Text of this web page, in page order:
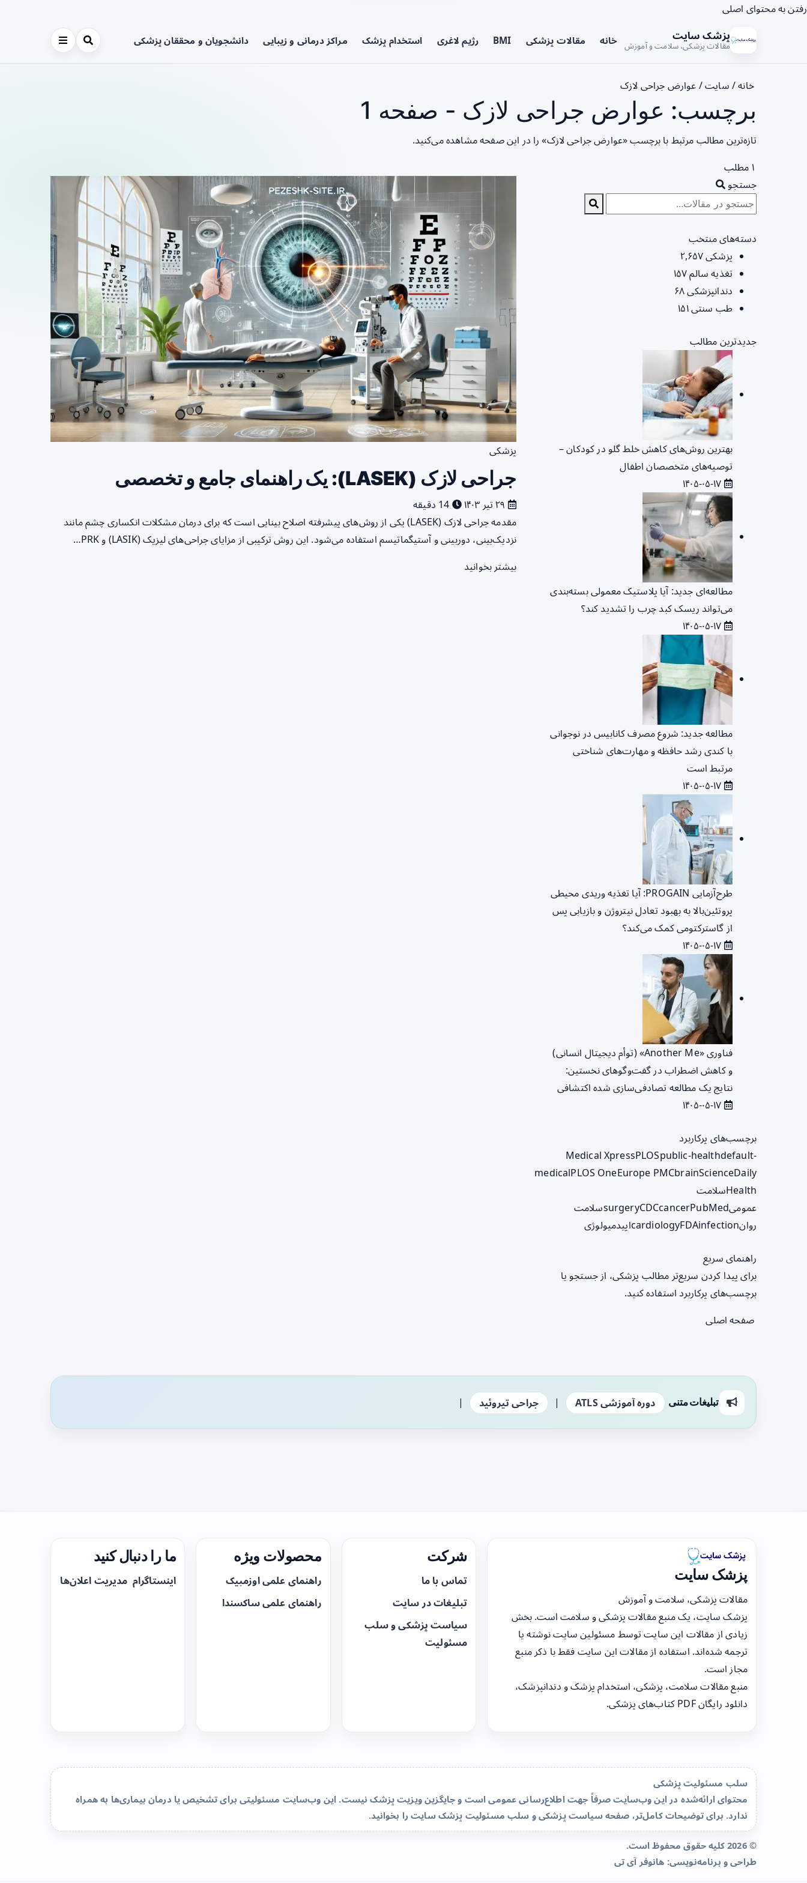
رفتن به محتوای اصلی
پزشک سایت
مقالات پزشکی، سلامت و آموزش خانه مقالات پزشکی BMI رژیم لاغری استخدام پزشک مراکز درمانی و زیبایی دانشجویان و محققان پزشکی
خانه/ سایت/ عوارض جراحی لازک
برچسب: عوارض جراحی لازک - صفحه 1
تازه‌ترین مطالب مرتبط با برچسب «عوارض جراحی لازک» را در این صفحه مشاهده می‌کنید.
۱ مطلب
پزشکی
جراحی لازک (LASEK): یک راهنمای جامع و تخصصی
مقدمه جراحی لازک (LASEK) یکی از روش‌های پیشرفته اصلاح بینایی است که برای درمان مشکلات انکساری چشم مانند
نزدیک‌بینی، دوربینی و آستیگماتیسم استفاده می‌شود. این روش ترکیبی از مزایای جراحی‌های لیزیک (LASIK) و PRK…
بیشتر بخوانید
جستجو
دسته‌های منتخب
پزشکی۲,۶۵۷
تغذیه سالم۱۵۷
دندانپزشکی۶۸
طب سنتی۱۵۱
جدیدترین مطالب
بهترین روش‌های کاهش خلط گلو در کودکان –
توصیه‌های متخصصان اطفال
مطالعه‌ای جدید: آیا پلاستیک معمولی بسته‌بندی
می‌تواند ریسک کبد چرب را تشدید کند؟
مطالعه جدید: شروع مصرف کانابیس در نوجوانی
با کندی رشد حافظه و مهارت‌های شناختی
مرتبط است
طرح‌آزمایی PROGAIN: آیا تغذیه وریدی محیطی
پروتئین‌بالا به بهبود تعادل نیتروژن و بازیابی پس
از گاسترکتومی کمک می‌کند؟
فناوری «Another Me» (توأم دیجیتال انسانی)
و کاهش اضطراب در گفت‌وگوهای نخستین:
نتایج یک مطالعه تصادفی‌سازی شده اکتشافی
برچسب‌های پرکاربرد
Medical XpressPLOSpublic-healthdefault-
medicalPLOS OneEurope PMCbrainScienceDaily
Healthسلامت
عمومی
surgeryCDCcancerPubMed
سلامت
روان
cardiologyFDAinfection اپیدمیولوژی
راهنمای سریع
برای پیدا کردن سریع‌تر مطالب پزشکی، از جستجو یا
برچسب‌های پرکاربرد استفاده کنید.
صفحه اصلی
تبلیغات متنی دوره آموزشی ATLS | جراحی تیروئید |
پزشک سایت
مقالات پزشکی، سلامت و آموزش
پزشک سایت، یک منبع مقالات پزشکی و سلامت است. بخش
زیادی از مقالات این سایت توسط مسئولین سایت نوشته یا
ترجمه شده‌اند. استفاده از مقالات این سایت فقط با ذکر منبع
مجاز است.
منبع مقالات سلامت، پزشکی، استخدام پزشک و دندانپزشک،
دانلود رایگان PDF کتاب‌های پزشکی.
شرکت
تماس با ما
تبلیغات در سایت
سیاست پزشکی و سلب
مسئولیت
محصولات ویژه
راهنمای علمی اوزمپیک
راهنمای علمی ساکسندا
ما را دنبال کنید
اینستاگرام مدیریت اعلان‌ها
سلب مسئولیت پزشکی
محتوای ارائه‌شده در این وب‌سایت صرفاً جهت اطلاع‌رسانی عمومی است و جایگزین ویزیت پزشک نیست. این وب‌سایت مسئولیتی برای تشخیص یا درمان بیماری‌ها به همراه
ندارد. برای توضیحات کامل‌تر، صفحهسیاست پزشکی و سلب مسئولیت پزشک سایترا بخوانید.
© 2026 کلیه حقوق محفوظ است.
طراحی و برنامه‌نویسی: هانوفر آی تی